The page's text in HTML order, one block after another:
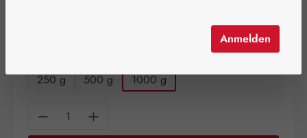
250 g 500 g 1000 g
Produkt Anzahl: Gib den gewünschten
Anmelden